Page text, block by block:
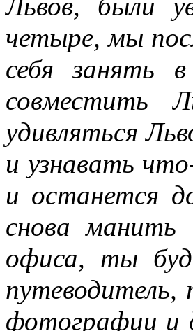
четыре, мы
себя занять
совместить
удивляться
и узнавать
и останется
снова манить
офиса, ты
путеводитель,
фотографии и